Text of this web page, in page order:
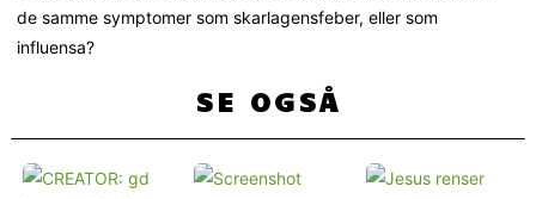
de samme symptomer som skarlagensfeber, eller som
influensa?
SE OGSÅ